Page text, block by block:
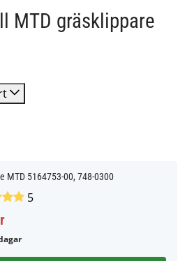
MTD gräsklippare
MTD 5164753-00, 748-0300
5